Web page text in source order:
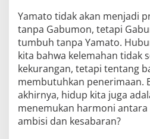
Yamato tidak akan menjadi
tanpa Gabumon, tetapi
tumbuh tanpa Yamato.
kita bahwa kelemahan tidak
kekurangan, tetapi tentang
membutuhkan penerimaan.
akhirnya, hidup kita juga
menemukan harmoni antara
ambisi dan kesabaran?